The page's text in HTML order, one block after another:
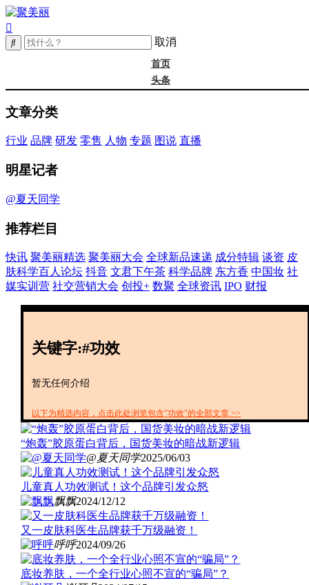
取消
首页
头条
成分
中国妆
实训营
创投+
文章分类
行业 品牌 研发 零售 人物 专题 图说 直播
明星记者
@夏天同学
推荐栏目
快讯 聚美丽精选 聚美丽大会 全球新品速递 成分特辑 谈资 皮
肤科学百人论坛 抖音 文君下午茶 科学品牌 东方香 中国妆 社
媒实训营 社交营销大会 创投+ 数聚 全球资讯 IPO 财报
关键字:#功效
暂无任何介绍
以下为精选内容，点击此处浏览包含"功效"的全部文章 >>
“炮轰”胶原蛋白背后，国货美妆的暗战新逻辑
@夏天同学2025/06/03
儿童真人功效测试！这个品牌引发众怒
飘飘2024/12/12
又一皮肤科医生品牌获千万级融资！
呼呼2024/09/26
底妆养肤，一个全行业心照不宣的“骗局”？